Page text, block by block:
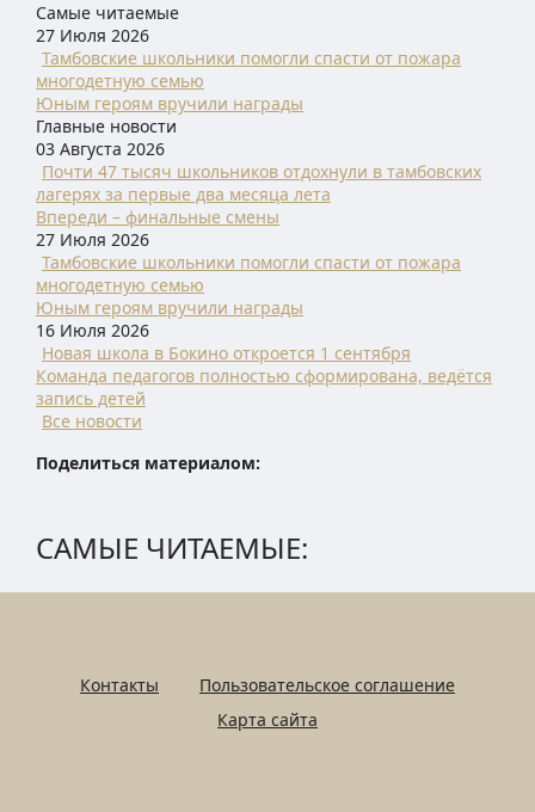
Самые читаемые
27 Июля 2026
Тамбовские школьники помогли спасти от пожара
многодетную семью
Юным героям вручили награды
Главные новости
03 Августа 2026
Почти 47 тысяч школьников отдохнули в тамбовских
лагерях за первые два месяца лета
Впереди – финальные смены
27 Июля 2026
Тамбовские школьники помогли спасти от пожара
многодетную семью
Юным героям вручили награды
16 Июля 2026
Новая школа в Бокино откроется 1 сентября
Команда педагогов полностью сформирована, ведётся
запись детей
Все новости
Поделиться материалом:
САМЫЕ ЧИТАЕМЫЕ:
Контакты
Пользовательское соглашение
Карта сайта